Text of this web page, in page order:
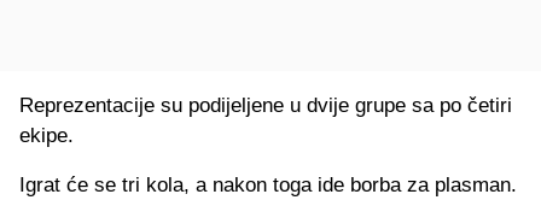
Reprezentacije su podijeljene u dvije grupe sa po četiri
ekipe.
Igrat će se tri kola, a nakon toga ide borba za plasman.